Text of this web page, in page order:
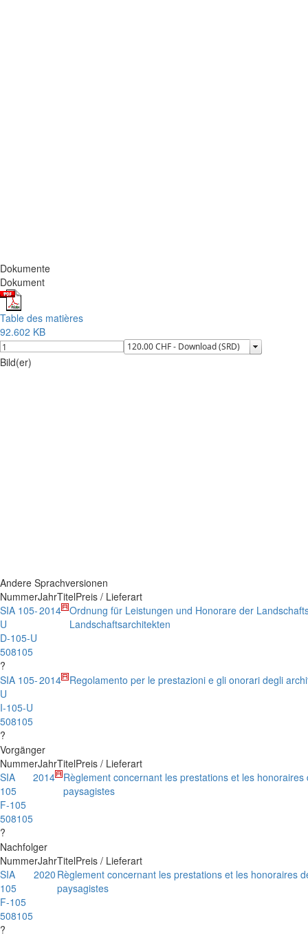
Dokumente
Dokument
Table des matières
92.602 KB
Bild(er)
Andere Sprachversionen
NummerJahrTitelPreis / Lieferart
SIA 105-
U
D-105-U
508105
?
2014 Ordnung für Leistungen und Honorare der
Landschaftsarchitekten
SIA 105-
U
I-105-U
508105
?
2014 Regolamento per le prestazioni e gli onorari degli
Vorgänger
NummerJahrTitelPreis / Lieferart
SIA
105
F-105
508105
?
2014
Règlement concernant les prestations et les honoraires
paysagistes
Nachfolger
NummerJahrTitelPreis / Lieferart
SIA
105
F-105
508105
?
2020 Règlement concernant les prestations et les honoraires
paysagistes